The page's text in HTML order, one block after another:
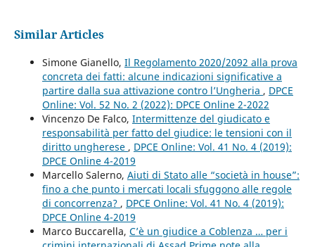
Similar Articles
Simone Gianello, Il Regolamento 2020/2092 alla prova
concreta dei fatti: alcune indicazioni significative a
partire dalla sua attivazione contro l’Ungheria , DPCE
Online: Vol. 52 No. 2 (2022): DPCE Online 2-2022
Vincenzo De Falco, Intermittenze del giudicato e
responsabilità per fatto del giudice: le tensioni con il
diritto ungherese , DPCE Online: Vol. 41 No. 4 (2019):
DPCE Online 4-2019
Marcello Salerno, Aiuti di Stato alle “società in house”:
fino a che punto i mercati locali sfuggono alle regole
di concorrenza? , DPCE Online: Vol. 41 No. 4 (2019):
DPCE Online 4-2019
Marco Buccarella, C’è un giudice a Coblenza … per i